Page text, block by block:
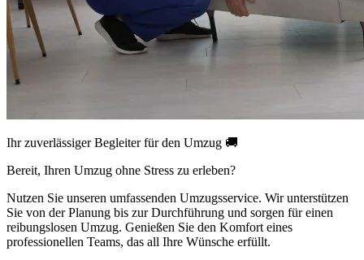
Ihr zuverlässiger Begleiter für den Umzug 🚚
Bereit, Ihren Umzug ohne Stress zu erleben?
Nutzen Sie unseren umfassenden Umzugsservice. Wir unterstützen
Sie von der Planung bis zur Durchführung und sorgen für einen
reibungslosen Umzug. Genießen Sie den Komfort eines
professionellen Teams, das all Ihre Wünsche erfüllt.